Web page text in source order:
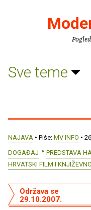
Sve teme
NAJAVA • Piše: MV INFO •
DOGAĐAJ
PREDSTAVA
HRVATSKI FILM I
Održava se
29.10.2007.